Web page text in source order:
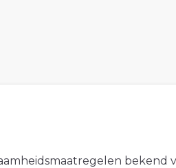
bekend